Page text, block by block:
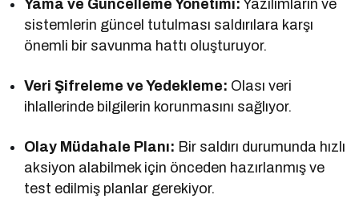
Yama ve Güncelleme Yönetimi: Yazılımların ve
sistemlerin güncel tutulması saldırılara karşı
önemli bir savunma hattı oluşturuyor.
Veri Şifreleme ve Yedekleme: Olası veri
ihlallerinde bilgilerin korunmasını sağlıyor.
Olay Müdahale Planı: Bir saldırı durumunda hızlı
aksiyon alabilmek için önceden hazırlanmış ve
test edilmiş planlar gerekiyor.